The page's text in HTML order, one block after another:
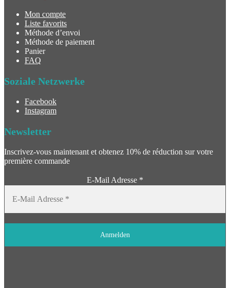
Mon compte
Liste favorits
Méthode d’envoi
Méthode de paiement
Panier
FAQ
Soziale Netzwerke
Facebook
Instagram
Newsletter
Inscrivez-vous maintenant et obtenez 10% de réduction sur votre
première commande
E-Mail Adresse *